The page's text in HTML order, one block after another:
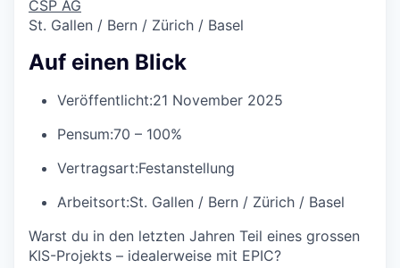
CSP AG
St. Gallen / Bern / Zürich / Basel
Auf einen Blick
Veröffentlicht:21 November 2025
Pensum:70 – 100%
Vertragsart:Festanstellung
Arbeitsort:St. Gallen / Bern / Zürich / Basel
Warst du in den letzten Jahren Teil eines grossen
KIS-Projekts – idealerweise mit EPIC?